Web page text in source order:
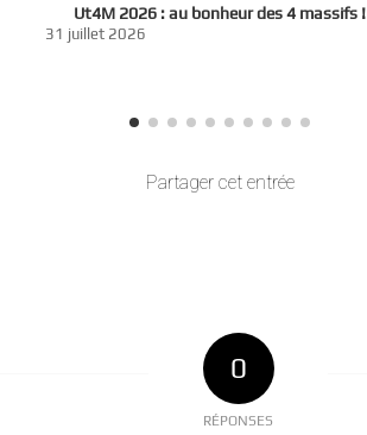
Ut4M 2026 : au bonheur des 4 massifs !
31 juillet 2026
Partager cet entrée
0
RÉPONSES